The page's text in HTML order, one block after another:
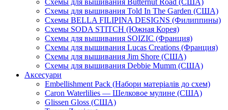
Схемы для вышивания Butternut Road (США)
Схемы для вышивания Told In The Garden (США)
Схемы BELLA FILIPINA DESIGNS (Филиппины)
Схемы SODA STITCH (Южная Корея)
Схемы для вышивания SOIZIC (Франция)
Схемы для вышивания Lucas Creations (Франция)
Схемы для вышивания Jim Shore (США)
Схемы для вышивания Debbie Mumm (США)
Аксесуари
Embellishment Pack (Набори матеріалів до схем)
Caron Waterlilies — Шелковое мулине (США)
Glissen Gloss (США)